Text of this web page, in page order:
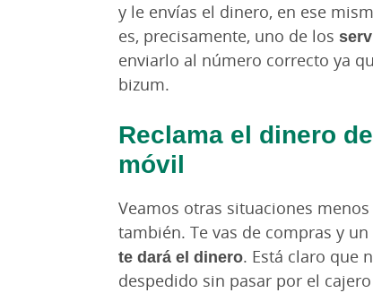
y le envías el dinero, en ese
es, precisamente, uno de los
enviarlo al número correcto ya
bizum.
Reclama el dinero
móvil
Veamos otras situaciones
también. Te vas de compras y un
te dará el dinero. Está claro que
despedido sin pasar por el